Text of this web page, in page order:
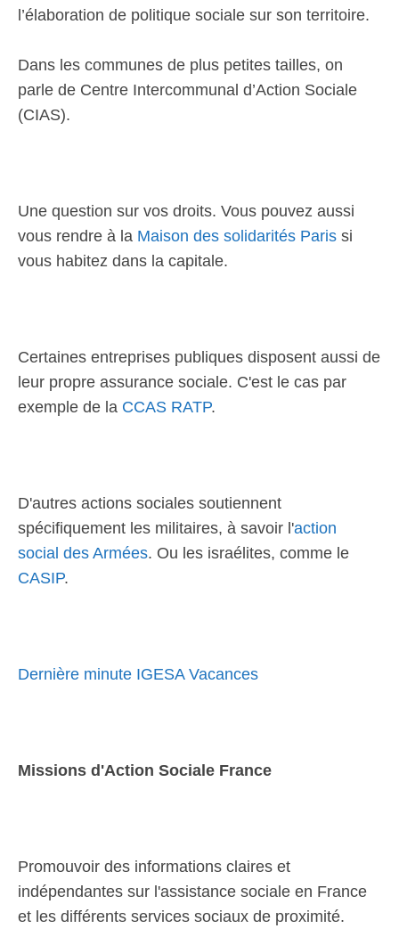
l’élaboration de politique sociale sur son territoire.
Dans les communes de plus petites tailles, on
parle de Centre Intercommunal d’Action Sociale
(CIAS).
Une question sur vos droits. Vous pouvez aussi
vous rendre à la Maison des solidarités Paris si
vous habitez dans la capitale.
Certaines entreprises publiques disposent aussi de
leur propre assurance sociale. C'est le cas par
exemple de la CCAS RATP.
D'autres actions sociales soutiennent
spécifiquement les militaires, à savoir l'action
social des Armées. Ou les israélites, comme le
CASIP.
Dernière minute IGESA Vacances
Missions d'Action Sociale France
Promouvoir des informations claires et
indépendantes sur l'assistance sociale en France
et les différents services sociaux de proximité.